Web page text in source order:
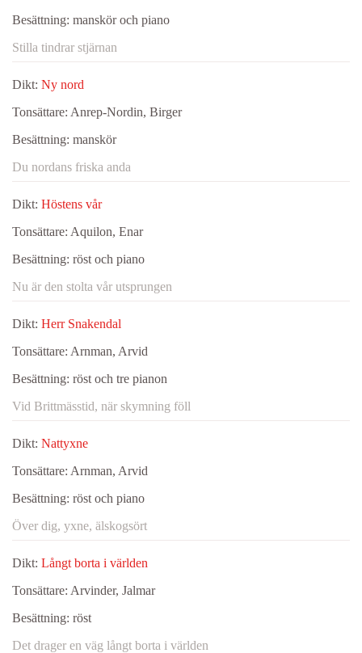
Besättning: manskör och piano
Stilla tindrar stjärnan
Dikt: Ny nord
Tonsättare: Anrep-Nordin, Birger
Besättning: manskör
Du nordans friska anda
Dikt: Höstens vår
Tonsättare: Aquilon, Enar
Besättning: röst och piano
Nu är den stolta vår utsprungen
Dikt: Herr Snakendal
Tonsättare: Arnman, Arvid
Besättning: röst och tre pianon
Vid Brittmässtid, när skymning föll
Dikt: Nattyxne
Tonsättare: Arnman, Arvid
Besättning: röst och piano
Över dig, yxne, älskogsört
Dikt: Långt borta i världen
Tonsättare: Arvinder, Jalmar
Besättning: röst
Det drager en väg långt borta i världen